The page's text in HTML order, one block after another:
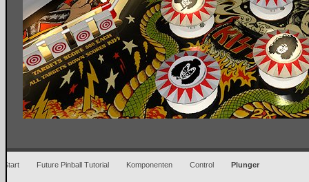
Start Future Pinball Tutorial Komponenten Control Plunger